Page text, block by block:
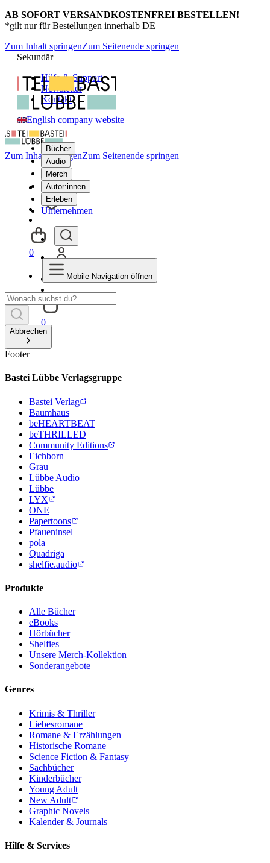
AB SOFORT VERSANDKOSTENFREI BESTELLEN!
*gilt nur für Bestellungen innerhalb DE
Zum Inhalt springenZum Seitenende springen
Sekundär
Hilfe & Support
Newsletter
Kontakt
English company website
Bücher
Audio
Merch
Autor:innen
Erleben
Unternehmen
0
Zum Inhalt springenZum Seitenende springen
0
Mobile Navigation öffnen
Abbrechen
Footer
Bastei Lübbe Verlagsgruppe
Bastei Verlag
Baumhaus
beHEARTBEAT
beTHRILLED
Community Editions
Eichborn
Grau
Lübbe Audio
Lübbe
LYX
ONE
Papertoons
Pfaueninsel
pola
Quadriga
shelfie.audio
Produkte
Alle Bücher
eBooks
Hörbücher
Shelfies
Unsere Merch-Kollektion
Sonderangebote
Genres
Krimis & Thriller
Liebesromane
Romane & Erzählungen
Historische Romane
Science Fiction & Fantasy
Sachbücher
Kinderbücher
Young Adult
New Adult
Graphic Novels
Kalender & Journals
Hilfe & Services